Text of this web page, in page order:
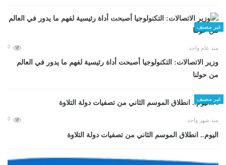
غير مصنف
منذ عام واحد 0
وزير الاتصالات: التكنولوجيا أصبحت أداة رئيسية لفهم ما يدور في العالم
من حولنا
غير مصنف
منذ شهر واحد 0
اليوم.. انطلاق الموسم الثاني من تصفيات دولة التلاوة